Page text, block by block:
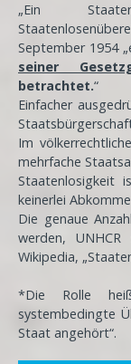
„Ein
September 1954
seiner
betrachtet.“
Einfacher
Im
mehrfache
Staatenlosigkeit
keinerlei
Die genaue
werden,
Wikipedia,
*Die Rolle
systembedingte
Staat angehört“.